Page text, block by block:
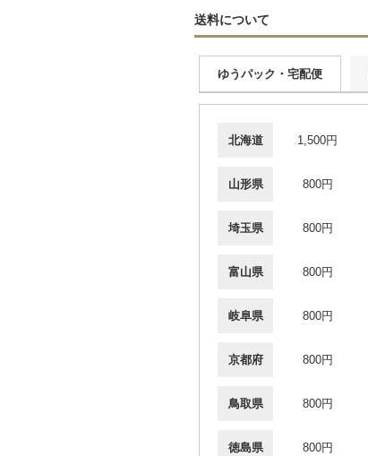
送料について
ゆうパック・宅配便
北海道 1,500円
山形県 800円
埼玉県 800円
富山県 800円
岐阜県 800円
京都府 800円
鳥取県 800円
徳島県 800円